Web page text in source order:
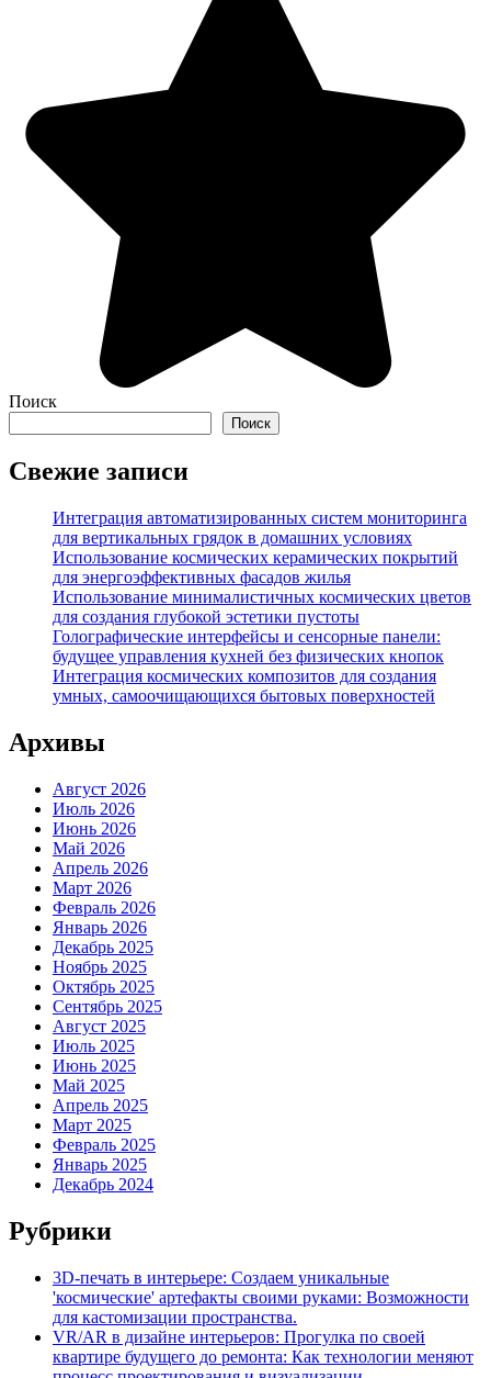
Поиск
Поиск
Свежие записи
Интеграция автоматизированных систем мониторинга
для вертикальных грядок в домашних условиях
Использование космических керамических покрытий
для энергоэффективных фасадов жилья
Использование минималистичных космических цветов
для создания глубокой эстетики пустоты
Голографические интерфейсы и сенсорные панели:
будущее управления кухней без физических кнопок
Интеграция космических композитов для создания
умных, самоочищающихся бытовых поверхностей
Архивы
Август 2026
Июль 2026
Июнь 2026
Май 2026
Апрель 2026
Март 2026
Февраль 2026
Январь 2026
Декабрь 2025
Ноябрь 2025
Октябрь 2025
Сентябрь 2025
Август 2025
Июль 2025
Июнь 2025
Май 2025
Апрель 2025
Март 2025
Февраль 2025
Январь 2025
Декабрь 2024
Рубрики
3D-печать в интерьере: Создаем уникальные
'космические' артефакты своими руками: Возможности
для кастомизации пространства.
VR/AR в дизайне интерьеров: Прогулка по своей
квартире будущего до ремонта: Как технологии меняют